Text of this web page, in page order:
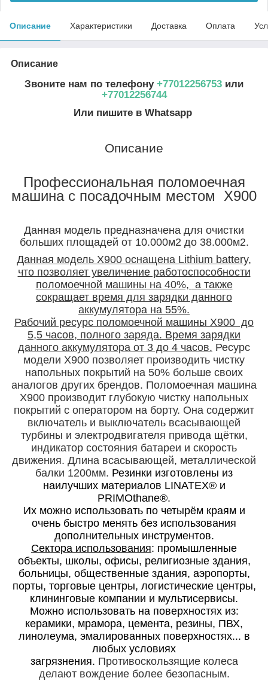
Описание Характеристики Доставка Оплата
Описание
Звоните нам по телефону +77012256753 или
+77012256744
Или пишите в Whatsapp
Описание
Профессиональная поломоечная
машина c посадочным местом X900
Данная модель предназначена для очистки
больших площадей от 10.000м2 до 38.000м2.
Данная модель Х900 оснащена Lithium battery,
что позволяет увеличение работоспособности
поломоечной машины на 40%, а также
сокращает время для зарядки данного
аккумулятора на 55%.
Рабочий ресурс поломоечной машины X900 до
5,5 часов, полного заряда. Время зарядки
данного аккумулятора от 3 до 4 часов. Ресурс
модели Х900 позволяет производить чистку
напольных покрытий на 50% больше своих
аналогов других брендов. Поломоечная машина
Х900 производит глубокую чистку напольных
покрытий с оператором на борту. Она содержит
включатель и выключатель всасывающей
турбины и электродвигателя привода щётки,
индикатор состояния батареи и скорость
движения. Длина всасывающей, металлической
балки 1200мм. Резинки изготовлены из
наилучших материалов LINATEX® и
PRIMOthane®.
Их можно использовать по четырём краям и
очень быстро менять без использования
дополнительных инструментов.
Сектора использования: промышленные
объекты, школы, офисы, религиозные здания,
больницы, общественные здания, аэропорты,
порты, торговые центры, логистические центры,
клининговые компании и мультисервисы.
Можно использовать на поверхностях из:
керамики, мрамора, цемента, резины, ПВХ,
линолеума, эмалированных поверхностях... в
любых условиях
загрязнения. Противоскользящие колеса
делают вождение более безопасным.